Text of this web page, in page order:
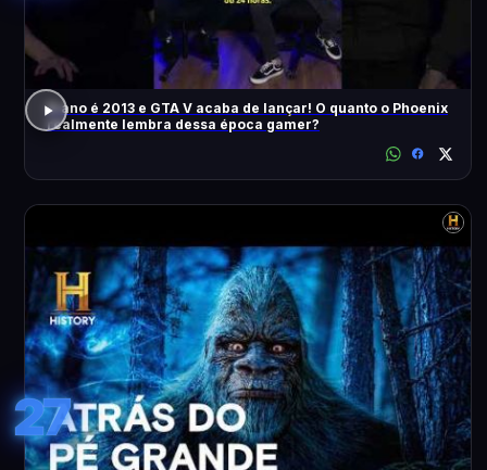
O ano é 2013 e GTA V acaba de lançar! O quanto o Phoenix
realmente lembra dessa época gamer?
27